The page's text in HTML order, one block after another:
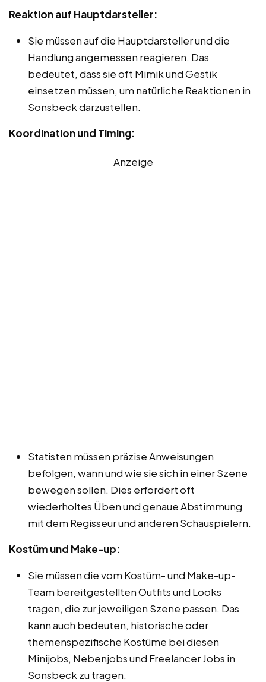
Reaktion auf Hauptdarsteller:
Sie müssen auf die Hauptdarsteller und die
Handlung angemessen reagieren. Das
bedeutet, dass sie oft Mimik und Gestik
einsetzen müssen, um natürliche Reaktionen in
Sonsbeck darzustellen.
Koordination und Timing:
Anzeige
Statisten müssen präzise Anweisungen
befolgen, wann und wie sie sich in einer Szene
bewegen sollen. Dies erfordert oft
wiederholtes Üben und genaue Abstimmung
mit dem Regisseur und anderen Schauspielern.
Kostüm und Make-up:
Sie müssen die vom Kostüm- und Make-up-
Team bereitgestellten Outfits und Looks
tragen, die zur jeweiligen Szene passen. Das
kann auch bedeuten, historische oder
themenspezifische Kostüme bei diesen
Minijobs, Nebenjobs und Freelancer Jobs in
Sonsbeck zu tragen.